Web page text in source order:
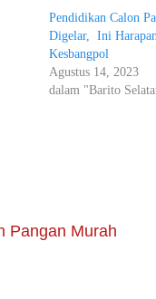
Pendidikan Calon
Digelar, Ini
Kesbangpol
Agustus 14, 2023
dalam "Barito
Pangan Murah